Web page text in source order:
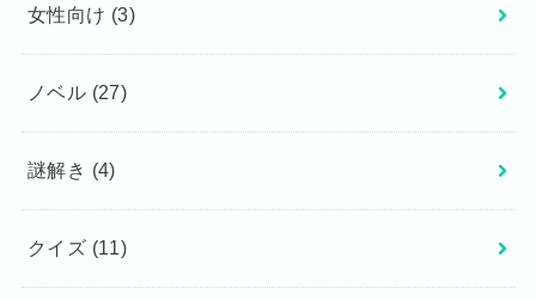
女性向け (3)
ノベル (27)
謎解き (4)
クイズ (11)